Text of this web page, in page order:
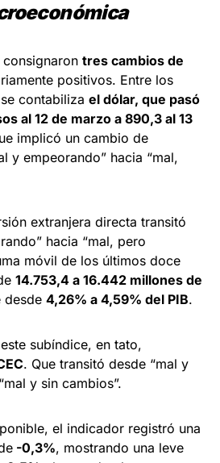
consignaron tres cambios de
positivos. Entre los
contabiliza el dólar, que pasó
al 12 de marzo a 890,3 al 13
implicó un cambio de
y empeorando” hacia “mal,
extranjera directa transitó
hacia “mal, pero
móvil de los últimos doce
14.753,4 a 16.442 millones de
desde 4,26% a 4,59% del PIB.
subíndice, en tato,
. Que transitó desde “mal y
y sin cambios”.
el indicador registró una
-0,3%, mostrando una leve